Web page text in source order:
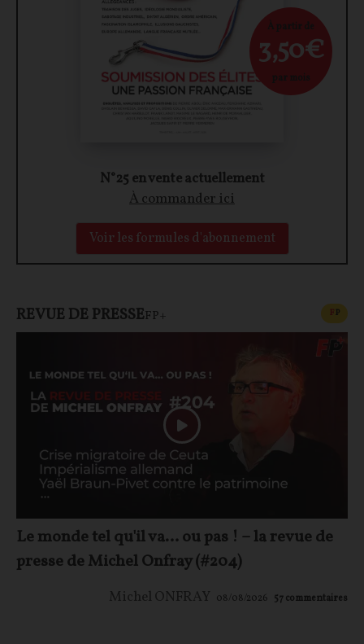
N°25 en vente actuellement
À commander ici
Voir les formules d'abonnement
À partir de
3,50€
par mois
REVUE DE PRESSEFP+ FP
Le monde tel qu'il va… ou pas ! – la revue de
presse de Michel Onfray (#204)
Michel ONFRAY 08/08/2026 57commentaires